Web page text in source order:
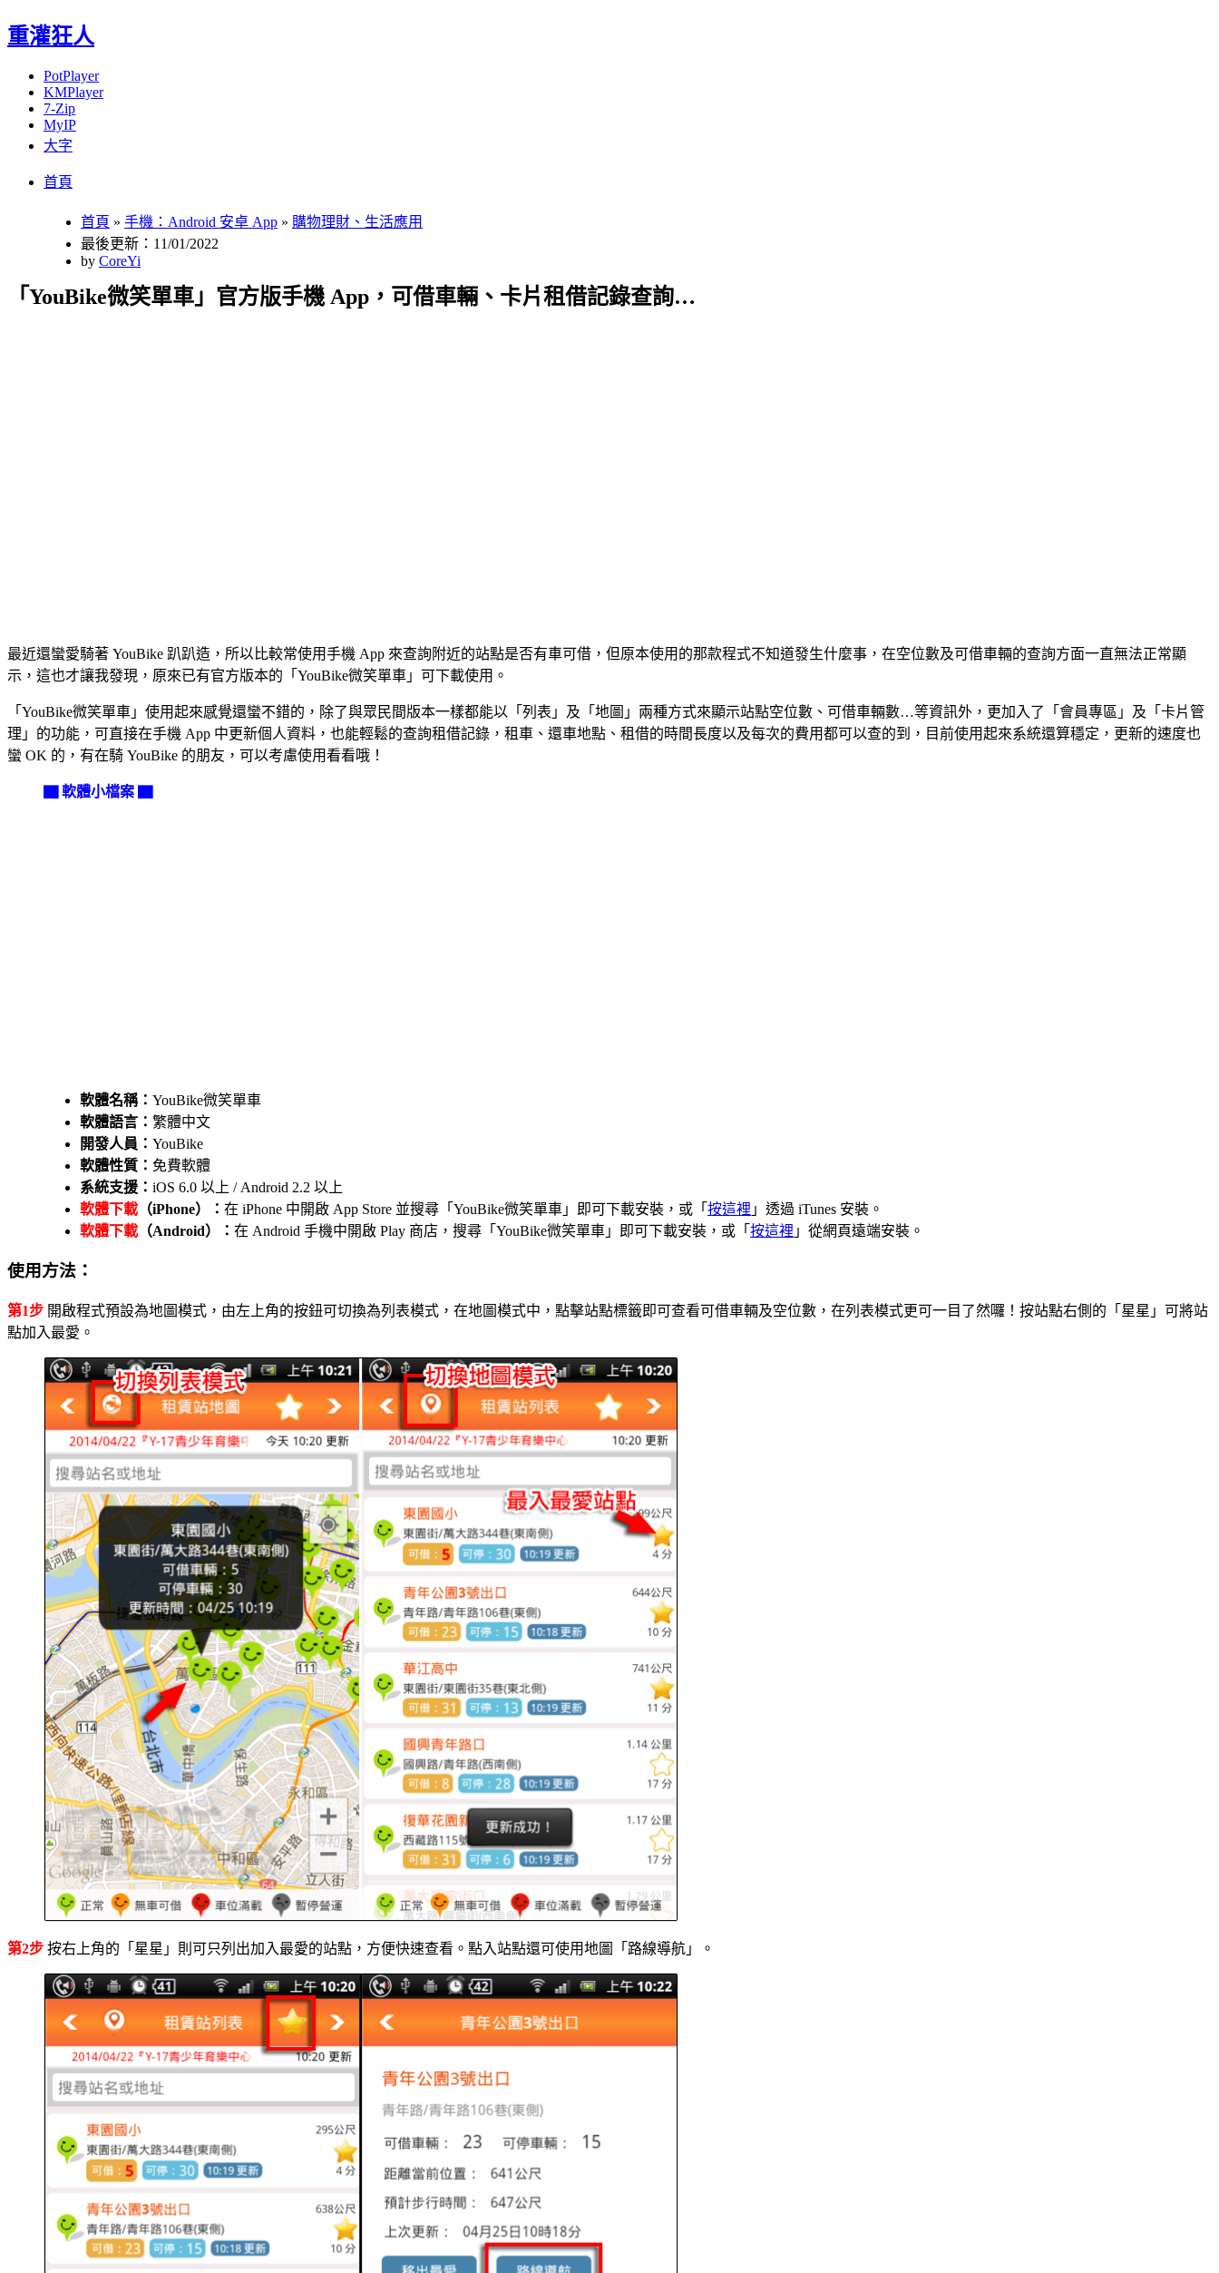
重灌狂人
PotPlayer
KMPlayer
7-Zip
MyIP
大字
首頁
首頁 » 手機：Android 安卓 App » 購物理財、生活應用
最後更新：11/01/2022
by CoreYi
「YouBike微笑單車」官方版手機 App，可借車輛、卡片租借記錄查詢…
最近還蠻愛騎著 YouBike 趴趴造，所以比較常使用手機 App 來查詢附近的站點是否有車可借，但原本使用的那款程式不知道發生什麼事，在空位數及可借車輛的查詢方面一直無法正常顯
示，這也才讓我發現，原來已有官方版本的「YouBike微笑單車」可下載使用。
「YouBike微笑單車」使用起來感覺還蠻不錯的，除了與眾民間版本一樣都能以「列表」及「地圖」兩種方式來顯示站點空位數、可借車輛數…等資訊外，更加入了「會員專區」及「卡片管
理」的功能，可直接在手機 App 中更新個人資料，也能輕鬆的查詢租借記錄，租車、還車地點、租借的時間長度以及每次的費用都可以查的到，目前使用起來系統還算穩定，更新的速度也
蠻 OK 的，有在騎 YouBike 的朋友，可以考慮使用看看哦！
▇ 軟體小檔案 ▇
軟體名稱： YouBike微笑單車
軟體語言： 繁體中文
開發人員： YouBike
軟體性質： 免費軟體
系統支援： iOS 6.0 以上 / Android 2.2 以上
軟體下載 （iPhone）： 在 iPhone 中開啟 App Store 並搜尋「YouBike微笑單車」即可下載安裝，或「 按這裡 」透過 iTunes 安裝。
軟體下載 （Android）： 在 Android 手機中開啟 Play 商店，搜尋「YouBike微笑單車」即可下載安裝，或「 按這裡 」從網頁遠端安裝。
使用方法：
第1步 開啟程式預設為地圖模式，由左上角的按鈕可切換為列表模式，在地圖模式中，點擊站點標籤即可查看可借車輛及空位數，在列表模式更可一目了然囉！按站點右側的「星星」可將站
點加入最愛。
第2步 按右上角的「星星」則可只列出加入最愛的站點，方便快速查看。點入站點還可使用地圖「路線導航」。